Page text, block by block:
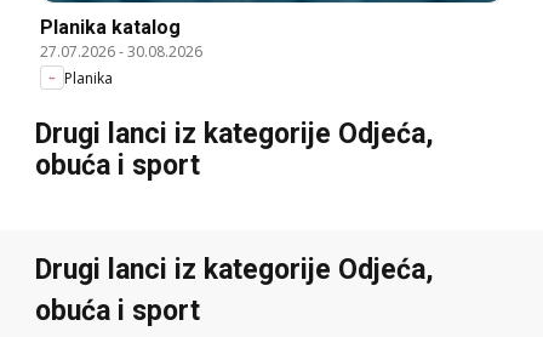
Planika katalog
27.07.2026-30.08.2026
Planika
Drugi lanci iz kategorije Odjeća,
obuća i sport
Drugi lanci iz kategorije Odjeća,
obuća i sport